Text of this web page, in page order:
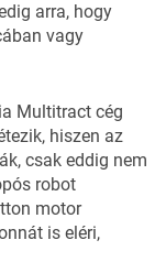
arra, hogy
vagy
Multitract cég
hiszen az
csak eddig nem
robot
motor
is eléri,